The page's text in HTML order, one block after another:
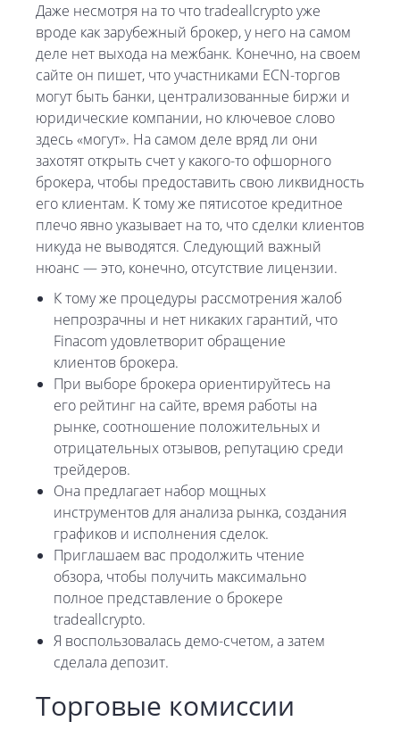
Даже несмотря на то что tradeallcrypto уже
вроде как зарубежный брокер, у него на самом
деле нет выхода на межбанк. Конечно, на своем
сайте он пишет, что участниками ECN-торгов
могут быть банки, централизованные биржи и
юридические компании, но ключевое слово
здесь «могут». На самом деле вряд ли они
захотят открыть счет у какого-то офшорного
брокера, чтобы предоставить свою ликвидность
его клиентам. К тому же пятисотое кредитное
плечо явно указывает на то, что сделки клиентов
никуда не выводятся. Следующий важный
нюанс — это, конечно, отсутствие лицензии.
К тому же процедуры рассмотрения жалоб
непрозрачны и нет никаких гарантий, что
Finacom удовлетворит обращение
клиентов брокера.
При выборе брокера ориентируйтесь на
его рейтинг на сайте, время работы на
рынке, соотношение положительных и
отрицательных отзывов, репутацию среди
трейдеров.
Она предлагает набор мощных
инструментов для анализа рынка, создания
графиков и исполнения сделок.
Приглашаем вас продолжить чтение
обзора, чтобы получить максимально
полное представление о брокере
tradeallcrypto.
Я воспользовалась демо-счетом, а затем
сделала депозит.
Торговые комиссии